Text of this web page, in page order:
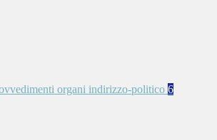
organi indirizzo-politico 6